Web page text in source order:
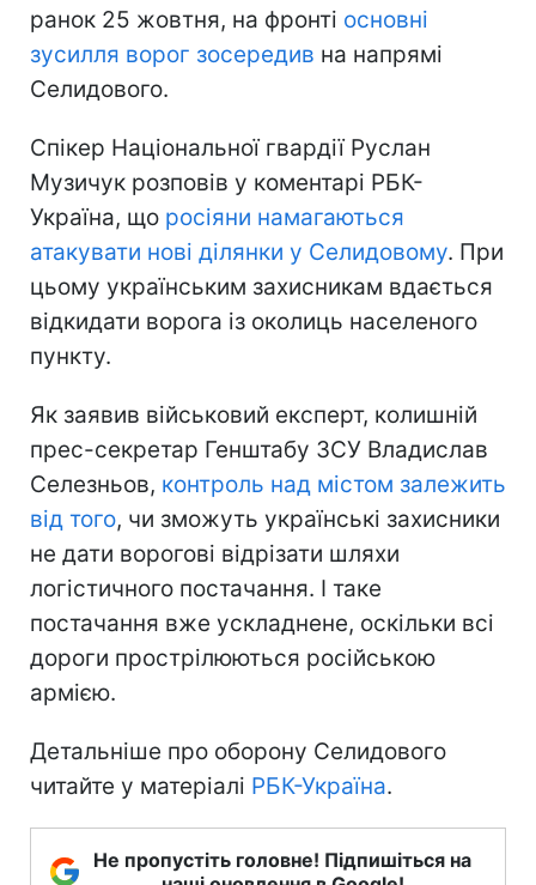
ранок 25 жовтня, на фронті основні
зусилля ворог зосередив на напрямі
Селидового.
Спікер Національної гвардії Руслан
Музичук розповів у коментарі РБК-
Україна, що росіяни намагаються
атакувати нові ділянки у Селидовому. При
цьому українським захисникам вдається
відкидати ворога із околиць населеного
пункту.
Як заявив військовий експерт, колишній
прес-секретар Генштабу ЗСУ Владислав
Селезньов, контроль над містом залежить
від того, чи зможуть українські захисники
не дати ворогові відрізати шляхи
логістичного постачання. І таке
постачання вже ускладнене, оскільки всі
дороги прострілюються російською
армією.
Детальніше про оборону Селидового
читайте у матеріалі РБК-Україна.
Не пропустіть головне! Підпишіться на